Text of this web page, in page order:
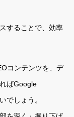
することで、効率
コンテンツを、デ
ばGoogle
でしょう。